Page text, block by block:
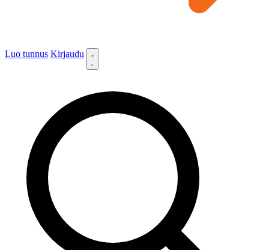
Luo tunnus Kirjaudu